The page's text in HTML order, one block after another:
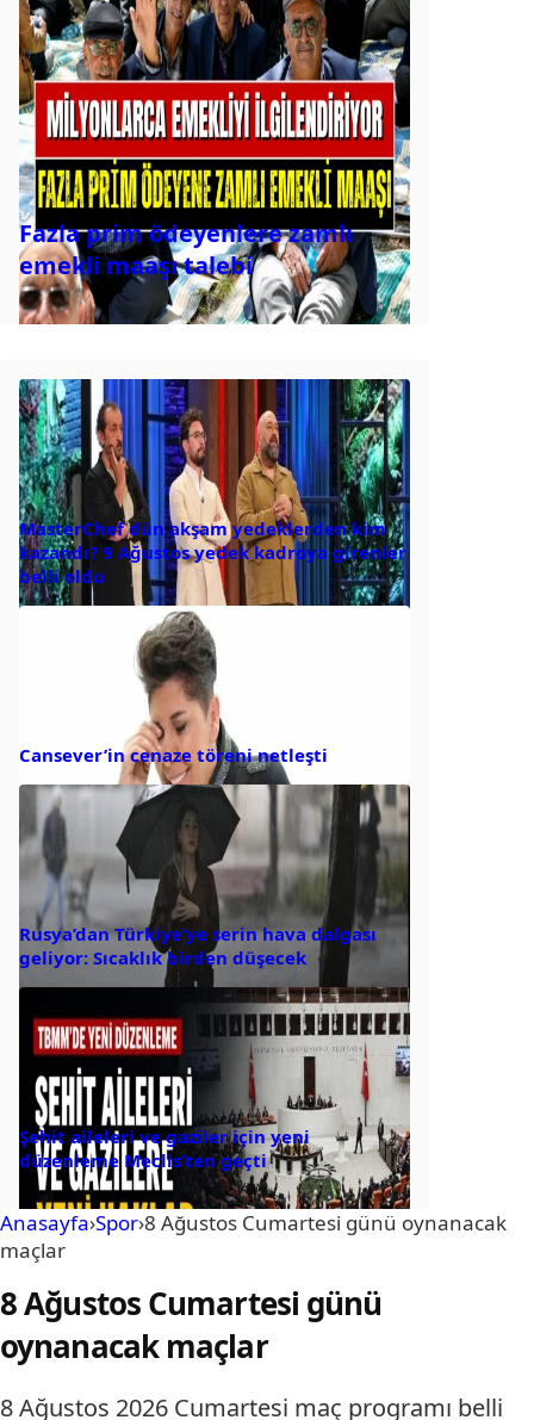
Fazla prim ödeyenlere zamlı
emekli maaşı talebi
MasterChef dün akşam yedeklerden kim
kazandı? 9 Ağustos yedek kadroya girenler
belli oldu
Cansever’in cenaze töreni netleşti
Rusya’dan Türkiye’ye serin hava dalgası
geliyor: Sıcaklık birden düşecek
Şehit aileleri ve gaziler için yeni
düzenleme Meclis’ten geçti
Anasayfa›Spor›8 Ağustos Cumartesi günü oynanacak
maçlar
8 Ağustos Cumartesi günü
oynanacak maçlar
8 Ağustos 2026 Cumartesi maç programı belli